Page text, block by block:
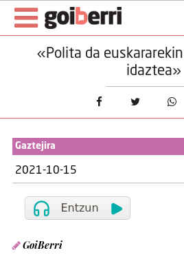
«Polita da
idaztea»
Gaztejira
2021-10-15
GoiBerri